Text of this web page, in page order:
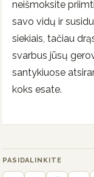
neišmoksite
savo vidų ir
siekiais, tačiau
svarbus jūsų
santykiuose
koks esate.
PASIDALINKITE